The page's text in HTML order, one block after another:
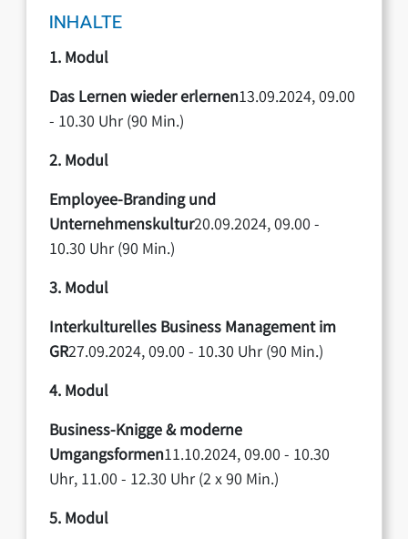
INHALTE
1. Modul
Das Lernen wieder erlernen13.09.2024, 09.00
- 10.30 Uhr (90 Min.)
2. Modul
Employee-Branding und
Unternehmenskultur20.09.2024, 09.00 -
10.30 Uhr (90 Min.)
3. Modul
Interkulturelles Business Management im
GR27.09.2024, 09.00 - 10.30 Uhr (90 Min.)
4. Modul
Business-Knigge & moderne
Umgangsformen11.10.2024, 09.00 - 10.30
Uhr, 11.00 - 12.30 Uhr (2 x 90 Min.)
5. Modul